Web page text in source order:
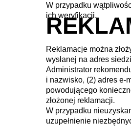
W przypadku
ich weryfikacji.
Reklamacje można
wysłanej na adres
Administrator
i nazwisko, (2) adres e-
powodującego
złożonej reklamacji.
W przypadku
uzupełnienie